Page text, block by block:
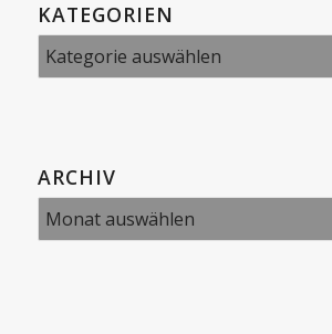
KATEGORIEN
Kategorien
ARCHIV